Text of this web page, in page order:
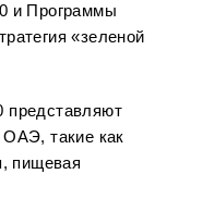
и Программы
«зеленой
представляют
ОАЭ, такие как
пищевая